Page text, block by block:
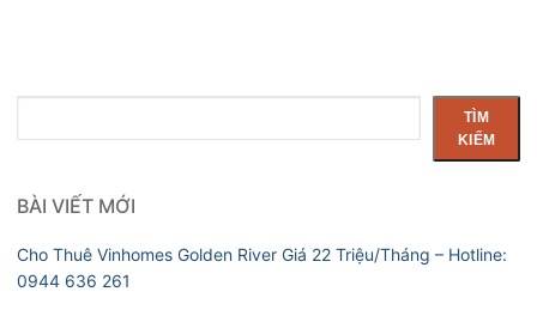
kiếm
TÌM
KIẾM
BÀI VIẾT MỚI
Cho Thuê Vinhomes Golden River Giá 22 Triệu/Tháng – Hotline:
0944 636 261